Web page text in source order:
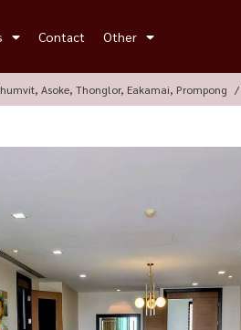
Contact Other
Asoke, Thonglor, Eakamai, Prompong